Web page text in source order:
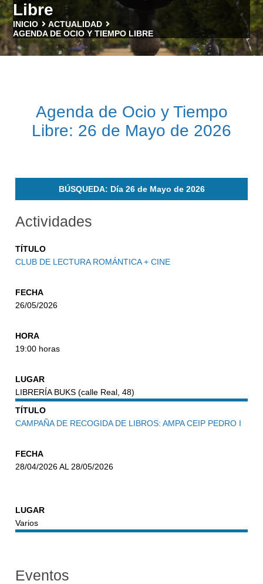
Libre
INICIO
ACTUALIDAD
AGENDA DE OCIO Y TIEMPO LIBRE
Agenda de Ocio y Tiempo
Libre: 26 de Mayo de 2026
BÚSQUEDA: Día 26 de Mayo de 2026
Actividades
TÍTULO
CLUB DE LECTURA ROMÁNTICA + CINE
FECHA
26/05/2026
HORA
19:00 horas
LUGAR
LIBRERÍA BUKS (calle Real, 48)
TÍTULO
CAMPAÑA DE RECOGIDA DE LIBROS: AMPA CEIP PEDRO I
FECHA
28/04/2026 AL 28/05/2026
LUGAR
Varios
Eventos